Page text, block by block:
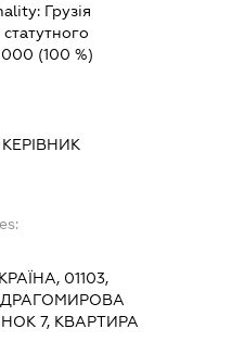
Грузія
000 (100 %)
КЕРІВНИК
01103,
7, КВАРТИРА